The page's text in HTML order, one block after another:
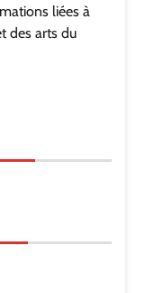
liées à
des arts du